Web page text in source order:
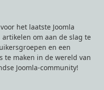
het laatste Joomla
om aan de slag te
en een
te maken in de wereld van
Joomla-community!